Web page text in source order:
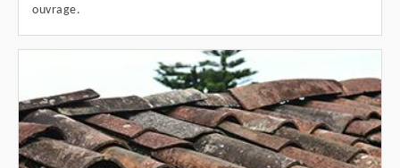
ouvrage.